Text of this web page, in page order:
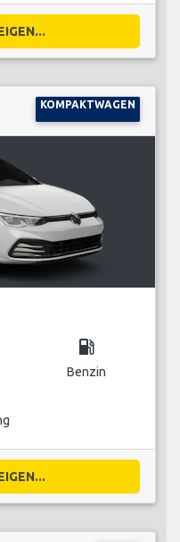
KOMPAKTWAGEN
local_gas_station
Benzin